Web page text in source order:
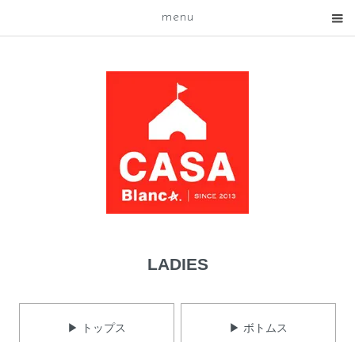
menu
LADIES
▶ トップス ▶ ボトムス